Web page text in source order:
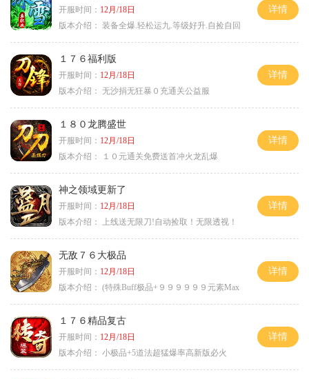
开服时间： 12月/18日
版本介绍： 装备全爆.轻松运九.等级好升.自捡自回
详情
１７６福利版
开服时间： 12月/18日
版本介绍： 无沙捐无狂暴０充通关公益服
详情
１８０龙腾盛世
开服时间： 12月/18日
版本介绍：
１０元通关免费送首冲火龙乱爆
详情
神之领域更新了
开服时间： 12月/18日
版本介绍：
上线送无限刀!自动捡取！无限透视！
详情
无敌７６大极品
开服时间： 12月/18日
版本介绍： (特殊Buff极品+９９９９９９元素Max
详情
１７６精品复古
开服时间： 12月/18日
版本介绍： 小极品+5道法超猛爆率高新版必火
详情